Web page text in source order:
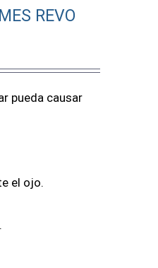
REVO
pueda causar
el ojo.